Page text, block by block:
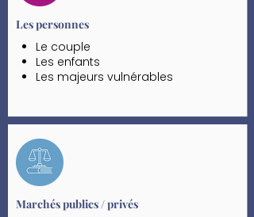
Les personnes
Le couple
Les enfants
Les majeurs vulnérables
Droit des étrangers
Marchés publics / privés